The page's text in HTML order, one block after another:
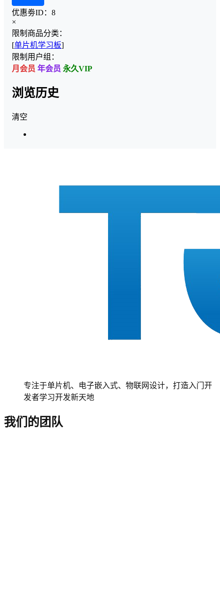
优惠劵ID： 8
×
限制商品分类：
[单片机学习板]
限制用户组：
月会员 年会员 永久VIP
浏览历史
清空
专注于单片机、电子嵌入式、物联网设计，打造入门开
发者学习开发新天地
我们的团队